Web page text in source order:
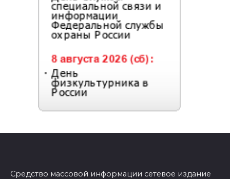
Средство массовой информации сетевое издание